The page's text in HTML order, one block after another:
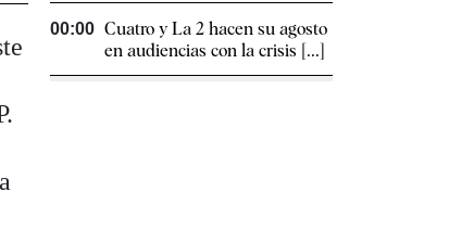
00:00 Cuatro y La 2 hacen su agosto
en audiencias con la crisis [...]